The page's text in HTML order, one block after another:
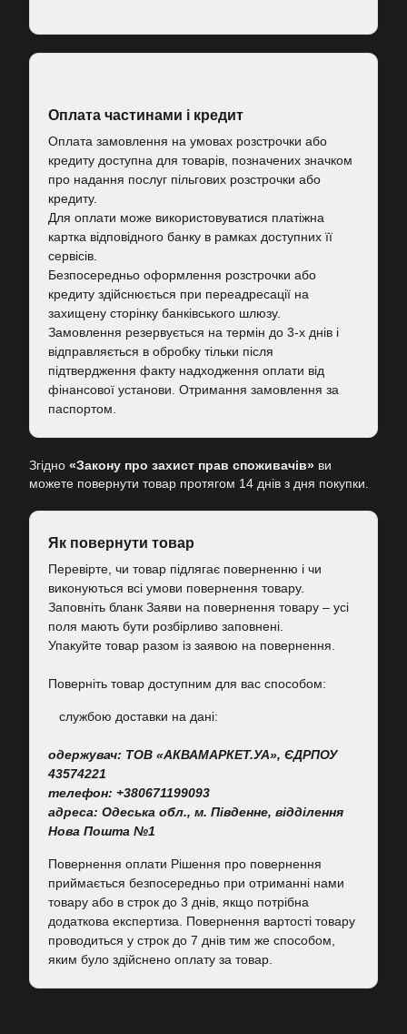
Оплата частинами і кредит
Оплата замовлення на умовах розстрочки або
кредиту доступна для товарів, позначених значком
про надання послуг пільгових розстрочки або
кредиту.
Для оплати може використовуватися платіжна
картка відповідного банку в рамках доступних її
сервісів.
Безпосередньо оформлення розстрочки або
кредиту здійснюється при переадресації на
захищену сторінку банківського шлюзу.
Замовлення резервується на термін до 3-х днів і
відправляється в обробку тільки після
підтвердження факту надходження оплати від
фінансової установи. Отримання замовлення за
паспортом.
Згідно «Закону про захист прав споживачів» ви
можете повернути товар протягом 14 днів з дня покупки.
Як повернути товар
Перевірте, чи товар підлягає поверненню і чи
виконуються всі умови повернення товару.
Заповніть бланк Заяви на повернення товару – усі
поля мають бути розбірливо заповнені.
Упакуйте товар разом із заявою на повернення.
Поверніть товар доступним для вас способом:
cлужбою доставки на дані:
одержувач: ТОВ «АКВАМАРКЕТ.УА», ЄДРПОУ
43574221
телефон: +380671199093
адреса: Одеська обл., м. Південне, відділення
Нова Пошта №1
Повернення оплати Рішення про повернення
приймається безпосередньо при отриманні нами
товару або в строк до 3 днів, якщо потрібна
додаткова експертиза. Повернення вартості товару
проводиться у строк до 7 днів тим же способом,
яким було здійснено оплату за товар.